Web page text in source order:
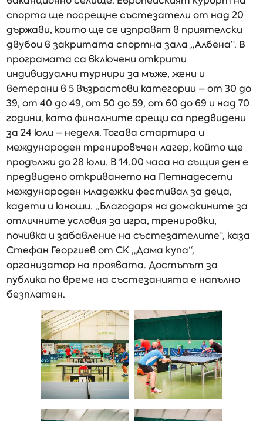
спорта ще посрещне състезатели от над 20
държави, които ще се изправят в приятелски
двубои в закритата спортна зала „Албена“. В
програмата са включени открити
индивидуални турнири за мъже, жени и
ветерани в 5 възрастови категории – от 30 до
39, от 40 до 49, от 50 до 59, от 60 до 69 и над 70
години, като финалните срещи са предвидени
за 24 юли – неделя. Тогава стартира и
международен тренировъчен лагер, който ще
продължи до 28 юли. В 14.00 часа на същия ден е
предвидено откриването на Петнадесети
международен младежки фестивал за деца,
кадети и юноши. „Благодаря на домакините за
отличните условия за игра, тренировки,
почивка и забавление на състезателите“, каза
Стефан Георгиев от СК „Дама купа“,
организатор на проявата. Достъпът за
публика по време на състезанията е напълно
безплатен.